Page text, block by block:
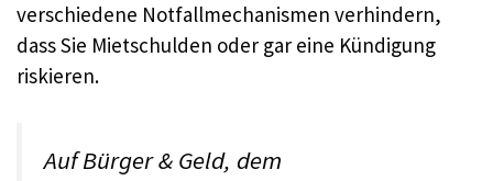
verschiedene Notfallmechanismen verhindern,
dass Sie Mietschulden oder gar eine Kündigung
riskieren.
AufBürger & Geld, dem